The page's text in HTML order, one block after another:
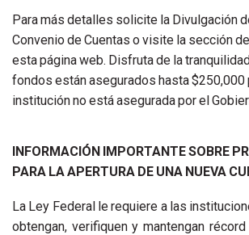
Para más detalles solicite la Divulgación
Convenio de Cuentas o visite la sección
esta página web. Disfruta de la
fondos están asegurados hasta $250,000
institución no está asegurada por el
INFORMACIÓN IMPORTANTE SOBRE
PARA LA APERTURA DE UNA NUEVA
La Ley Federal le requiere a las
obtengan, verifiquen y mantengan